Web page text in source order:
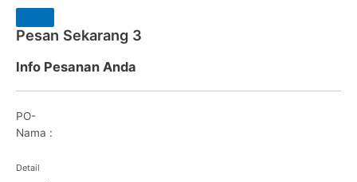
Pesan Sekarang 3
Info Pesanan Anda
PO-
Nama :
Detail